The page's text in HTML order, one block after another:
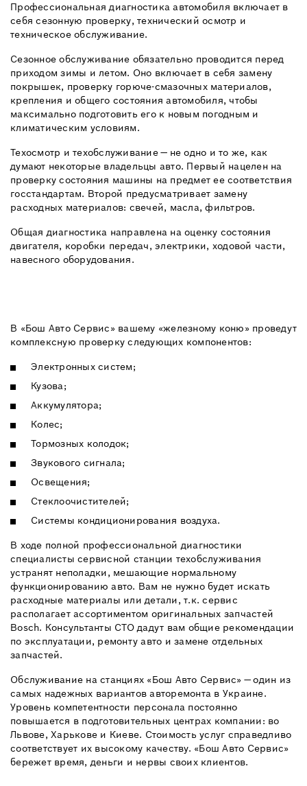
Профессиональная диагностика автомобиля включает в
себя сезонную проверку, технический осмотр и
техническое обслуживание.
Сезонное обслуживание обязательно проводится перед
приходом зимы и летом. Оно включает в себя замену
покрышек, проверку горюче-смазочных материалов,
крепления и общего состояния автомобиля, чтобы
максимально подготовить его к новым погодным и
климатическим условиям.
Техосмотр и техобслуживание — не одно и то же, как
думают некоторые владельцы авто. Первый нацелен на
проверку состояния машины на предмет ее соответствия
госстандартам. Второй предусматривает замену
расходных материалов: свечей, масла, фильтров.
Общая диагностика направлена на оценку состояния
двигателя, коробки передач, электрики, ходовой части,
навесного оборудования.
В «Бош Авто Сервис» вашему «железному коню» проведут
комплексную проверку следующих компонентов:
Электронных систем;
Кузова;
Аккумулятора;
Колес;
Тормозных колодок;
Звукового сигнала;
Освещения;
Стеклоочистителей;
Системы кондиционирования воздуха.
В ходе полной профессиональной диагностики
специалисты сервисной станции техобслуживания
устранят неполадки, мешающие нормальному
функционированию авто. Вам не нужно будет искать
расходные материалы или детали, т.к. сервис
располагает ассортиментом оригинальных запчастей
Bosch. Консультанты СТО дадут вам общие рекомендации
по эксплуатации, ремонту авто и замене отдельных
запчастей.
Обслуживание на станциях «Бош Авто Сервис» — один из
самых надежных вариантов авторемонта в Украине.
Уровень компетентности персонала постоянно
повышается в подготовительных центрах компании: во
Львове, Харькове и Киеве. Стоимость услуг справедливо
соответствует их высокому качеству. «Бош Авто Сервис»
бережет время, деньги и нервы своих клиентов.